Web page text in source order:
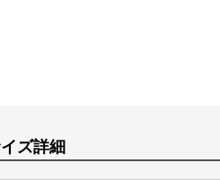
ズ詳細